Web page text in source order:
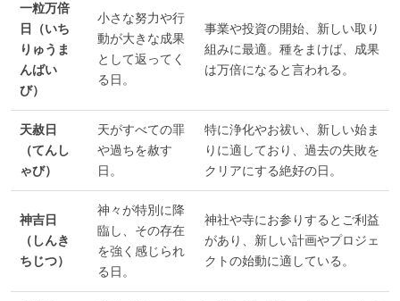
一粒万倍
日（いち
りゅうま
んばい
び）
小さな努力や行
動が大きな成果
として返ってく
る日。
事業や投資の開始、新しい取り
組みに最適。種をまけば、成果
は万倍になると言われる。
天赦日
（てんし
ゃび）
天がすべての罪
や過ちを赦す
日。
特に浄化やお祓い、新しい始ま
りに適しており、過去の失敗を
クリアにする絶好の日。
神吉日
（しんき
ちじつ）
神々が特別に降
臨し、その存在
を強く感じられ
る日。
神社や寺にお参りするとご利益
があり、新しい計画やプロジェ
クトの始動に適している。